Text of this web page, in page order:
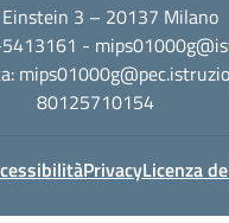
3 – 20137 Milano
-
80125710154
PrivacyLicenza